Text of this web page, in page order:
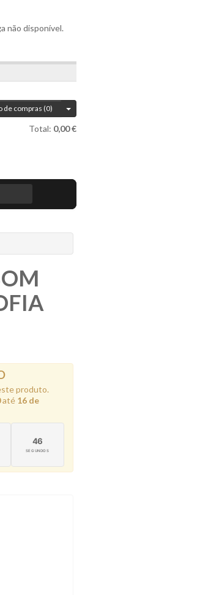
não disponível.
de compras (0)
Total: 0,00 €
produto.
até 16 de
44
SEGUNDOS